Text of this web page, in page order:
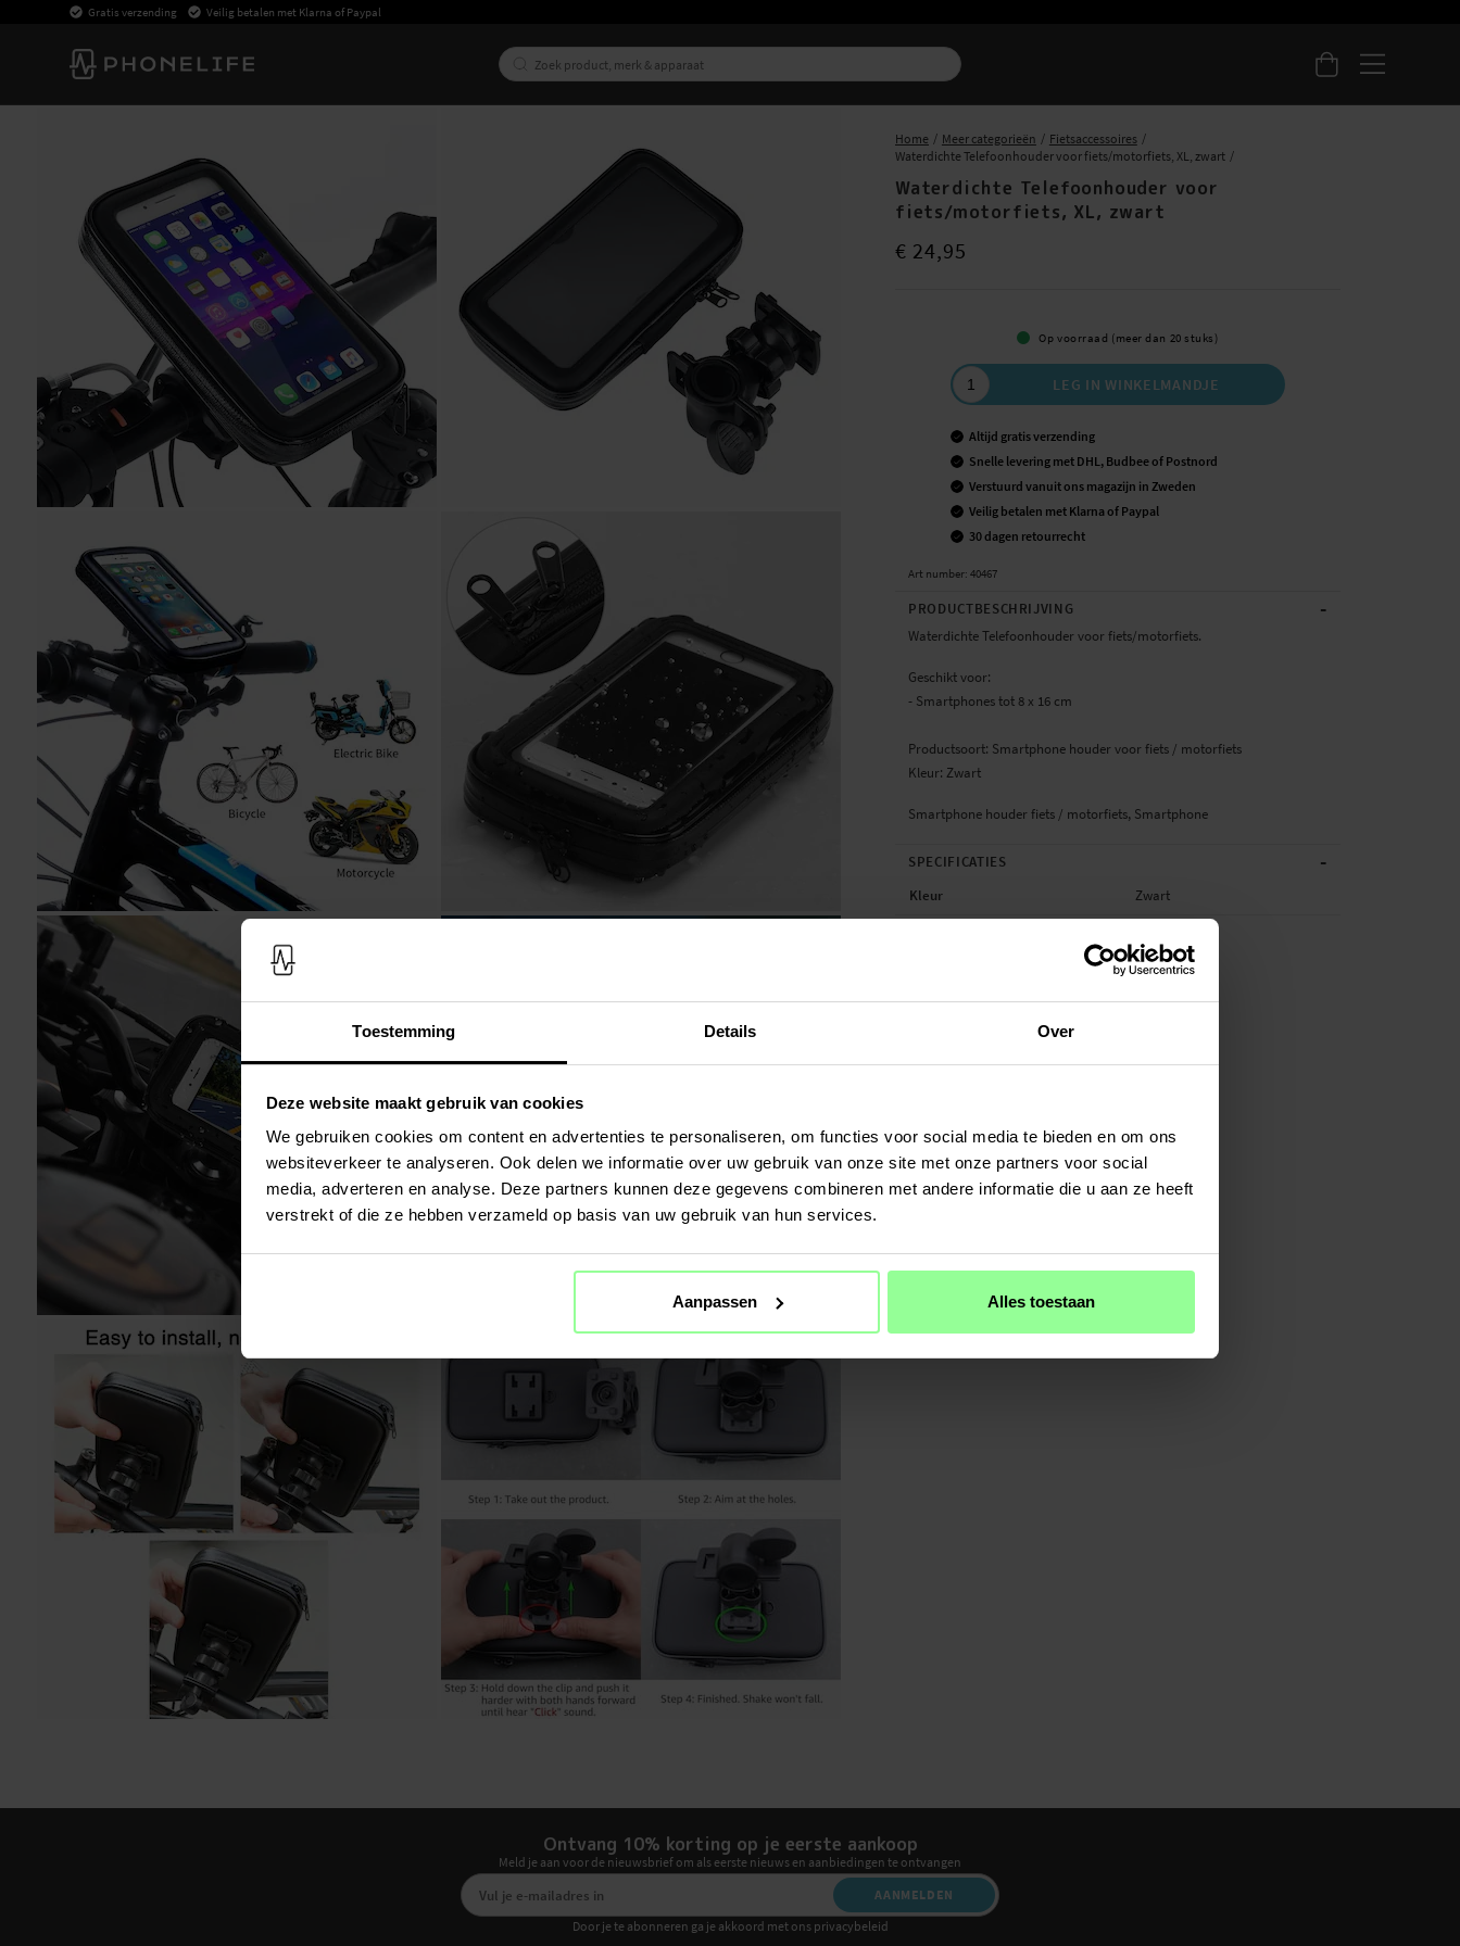
Toestemming Details Over
Deze website maakt gebruik van cookies
We gebruiken cookies om content en advertenties te personaliseren, om functies voor social media te bieden en om ons
websiteverkeer te analyseren. Ook delen we informatie over uw gebruik van onze site met onze partners voor social
media, adverteren en analyse. Deze partners kunnen deze gegevens combineren met andere informatie die u aan ze heeft
verstrekt of die ze hebben verzameld op basis van uw gebruik van hun services.
Aanpassen Alles toestaan
Gratis verzending Veilig betalen met Klarna of Paypal
Home Meer categorieën
Fietsaccessoires
Waterdichte Telefoonhouder voor fiets/motorfiets, XL, zwart
Waterdichte Telefoonhouder voor
fiets/motorfiets, XL, zwart
Prijs:€ 24,95
€ 24,95
Op voorraad (meer dan 20 stuks)
LEG IN WINKELMANDJE
Altijd gratis verzending
Snelle levering met DHL, Budbee of Postnord
Verstuurd vanuit ons magazijn in Zweden
Veilig betalen met Klarna of Paypal
30 dagen retourrecht
Art number: 40467
PRODUCTBESCHRIJVING -
Waterdichte Telefoonhouder voor fiets/motorfiets.
Geschikt voor:
- Smartphones tot 8 x 16 cm
Productsoort: Smartphone houder voor fiets / motorfiets
Kleur: Zwart
Smartphone houder fiets / motorfiets, Smartphone
SPECIFICATIES -
Kleur Zwart
Ontvang 10% korting op je eerste aankoop
Meld je aan voor de nieuwsbrief om als eerste nieuws en aanbiedingen te ontvangen
AANMELDEN
Door je te abonneren ga je akkoord met ons privacybeleid